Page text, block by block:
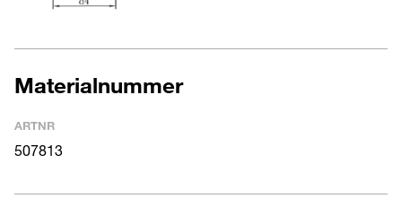
Materialnummer
ARTNR
507813